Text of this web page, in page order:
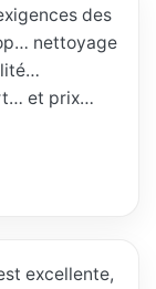
des
nettoyage
et prix…
excellente,